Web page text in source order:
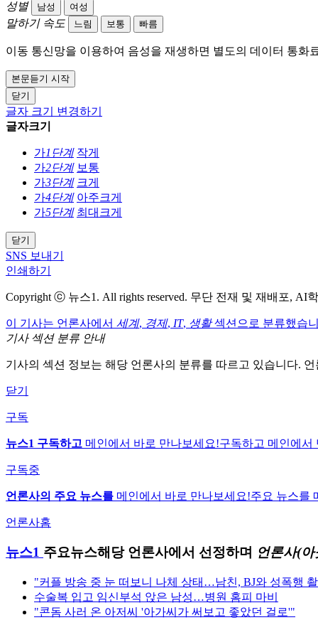
성별 남성 여성
말하기 속도 느림 보통 빠름
이동 통신망을 이용하여 음성을 재생하면 별도의 데이터 통화
본문듣기 시작
닫기
글자 크기 변경하기
글자크기
가1단계 작게
가2단계 보통
가3단계 크게
가4단계 아주크게
가5단계 최대크게
닫기
SNS 보내기
인쇄하기
Copyright ⓒ 뉴스1. All rights reserved. 무단 전재 및 재배포, AI
이 기사는 언론사에서 세계, 경제, IT, 생활섹션으로 분류했습
기사 섹션 분류 안내
기사의 섹션 정보는 해당 언론사의 분류를 따르고 있습니다.
닫기
구독
뉴스1 구독하고 메인에서 바로 만나보세요!구독하고 메인에서
구독중
언론사의 주요 뉴스를 메인에서 바로 만나보세요!주요 뉴스를
언론사홈
뉴스1 주요뉴스해당 언론사에서 선정하며 언론사(
"커플 방송 중 눈 떠보니 나체 상태…남친, BJ와 성폭행
수술복 입고 임신부석 앉은 남성…병원 홈피 마비
"콘돔 사러 온 아저씨 '아가씨가 써보고 좋았던 걸로'"